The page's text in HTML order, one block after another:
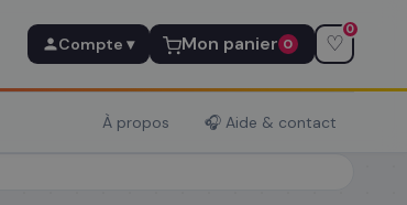
Compte ▾ Mon panier 0 ♡
0
À propos 🎧 Aide & contact